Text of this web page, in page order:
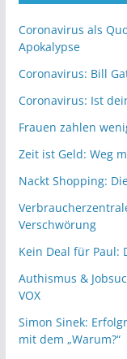
Coronavirus als
Apokalypse
Coronavirus: Bill
Coronavirus: Ist
Frauen zahlen
Zeit ist Geld: Weg
Nackt Shopping:
Verschwörung
Kein Deal für Paul:
Authismus &
VOX
Simon Sinek:
mit dem „Warum?“